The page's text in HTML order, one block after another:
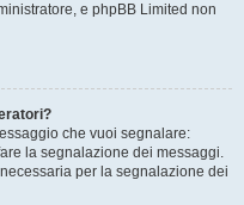
e phpBB Limited non
che vuoi segnalare:
la segnalazione dei messaggi.
per la segnalazione dei